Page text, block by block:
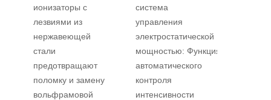
ионизаторы с
лезвиями из
нержавеющей
стали
предотвращают
поломку и замену
вольфрамовой
система
управления
электростатической
мощностью: Функция
автоматического
контроля
интенсивности